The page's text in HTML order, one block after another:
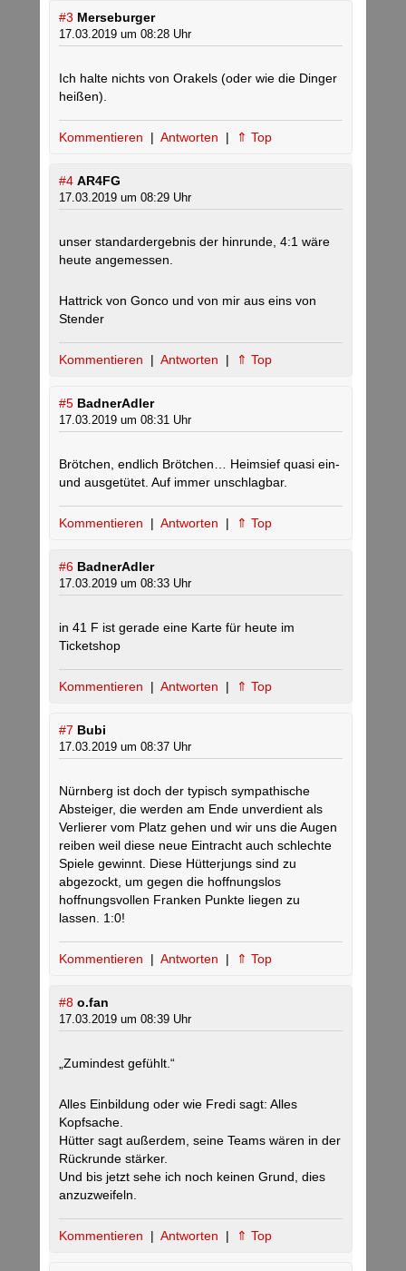
#3 Merseburger
17.03.2019 um 08:28 Uhr
Ich halte nichts von Orakels (oder wie die Dinger
heißen).
Kommentieren | Antworten | ⇑ Top
#4 AR4FG
17.03.2019 um 08:29 Uhr
unser standardergebnis der hinrunde, 4:1 wäre
heute angemessen.
Hattrick von Gonco und von mir aus eins von
Stender
Kommentieren | Antworten | ⇑ Top
#5 BadnerAdler
17.03.2019 um 08:31 Uhr
Brötchen, endlich Brötchen… Heimsief quasi ein-
und ausgetütet. Auf immer unschlagbar.
Kommentieren | Antworten | ⇑ Top
#6 BadnerAdler
17.03.2019 um 08:33 Uhr
in 41 F ist gerade eine Karte für heute im
Ticketshop
Kommentieren | Antworten | ⇑ Top
#7 Bubi
17.03.2019 um 08:37 Uhr
Nürnberg ist doch der typisch sympathische
Absteiger, die werden am Ende unverdient als
Verlierer vom Platz gehen und wir uns die Augen
reiben weil diese neue Eintracht auch schlechte
Spiele gewinnt. Diese Hütterjungs sind zu
abgezockt, um gegen die hoffnungslos
hoffnungsvollen Franken Punkte liegen zu
lassen. 1:0!
Kommentieren | Antworten | ⇑ Top
#8 o.fan
17.03.2019 um 08:39 Uhr
„Zumindest gefühlt.“
Alles Einbildung oder wie Fredi sagt: Alles
Kopfsache.
Hütter sagt außerdem, seine Teams wären in der
Rückrunde stärker.
Und bis jetzt sehe ich noch keinen Grund, dies
anzuzweifeln.
Kommentieren | Antworten | ⇑ Top